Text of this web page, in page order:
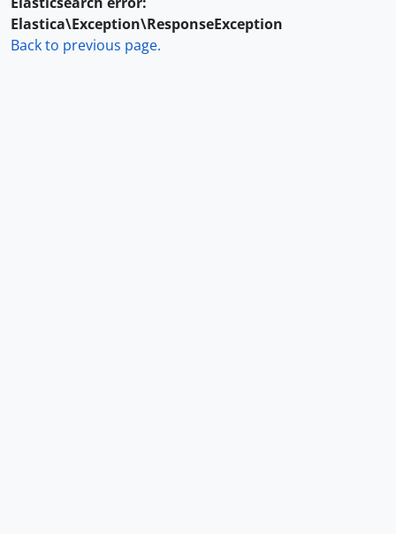
Elastica\Exception\ResponseException
Back to previous page.